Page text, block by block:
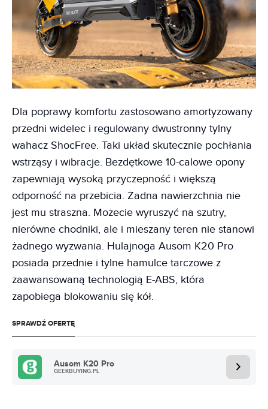
Dla poprawy komfortu zastosowano amortyzowany
przedni widelec i regulowany dwustronny tylny
wahacz ShocFree. Taki układ skutecznie pochłania
wstrząsy i wibracje. Bezdętkowe 10-calowe opony
zapewniają wysoką przyczepność i większą
odporność na przebicia. Żadna nawierzchnia nie
jest mu straszna. Możecie wyruszyć na szutry,
nierówne chodniki, ale i mieszany teren nie stanowi
żadnego wyzwania. Hulajnoga Ausom K20 Pro
posiada przednie i tylne hamulce tarczowe z
zaawansowaną technologią E-ABS, która
zapobiega blokowaniu się kół.
SPRAWDŹ OFERTĘ
Ausom K20 Pro
GEEKBUYING.PL